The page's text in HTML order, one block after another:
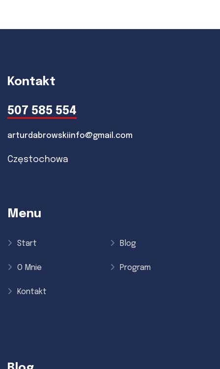
Kontakt
507 585 554
arturdabrowskiinfo@gmail.com
Częstochowa
Menu
Start Blog
O Mnie Program
Kontakt